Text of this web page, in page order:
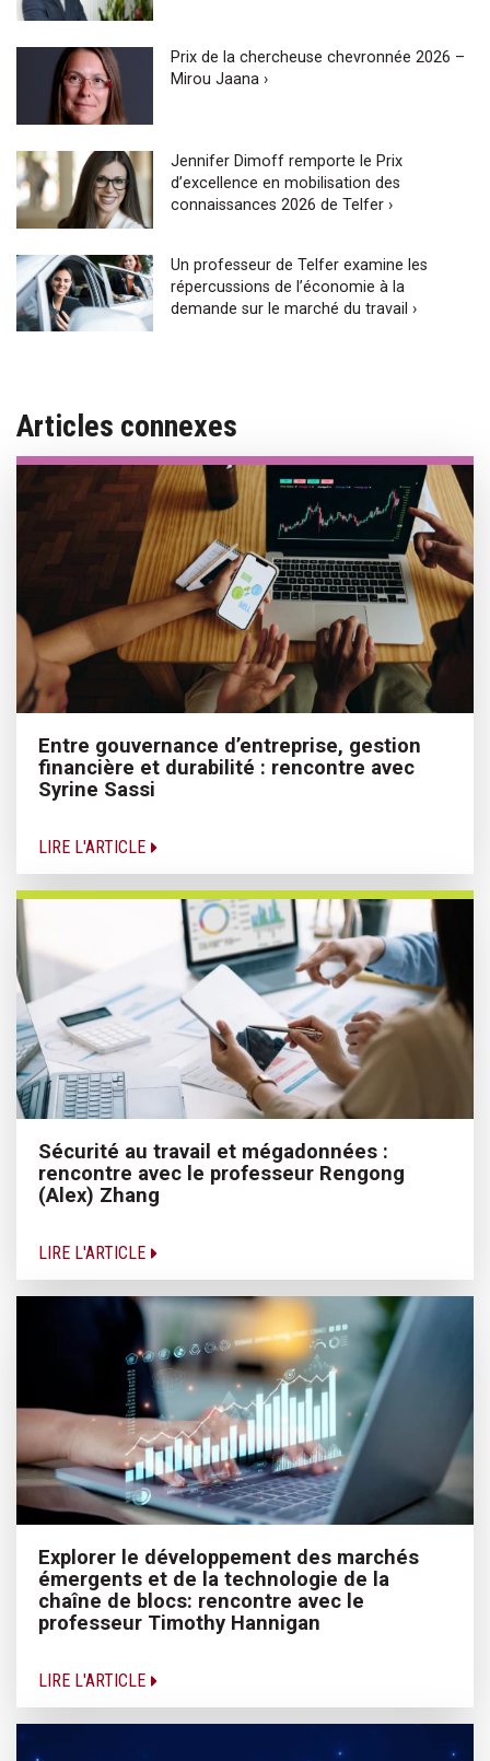
Prix de la chercheuse chevronnée 2026 –
Mirou Jaana ›
Jennifer Dimoff remporte le Prix
d’excellence en mobilisation des
connaissances 2026 de Telfer ›
Un professeur de Telfer examine les
répercussions de l’économie à la
demande sur le marché du travail ›
Articles connexes
Entre gouvernance d’entreprise, gestion
financière et durabilité : rencontre avec
Syrine Sassi
LIRE L'ARTICLE
Sécurité au travail et mégadonnées :
rencontre avec le professeur Rengong
(Alex) Zhang
LIRE L'ARTICLE
Explorer le développement des marchés
émergents et de la technologie de la
chaîne de blocs: rencontre avec le
professeur Timothy Hannigan
LIRE L'ARTICLE